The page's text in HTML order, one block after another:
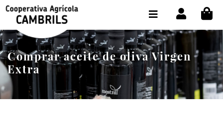
Comprar aceite de oliva Virgen
Extra
TIENDA COMPRA ONLINE
LA COOPERATIVA
OLEOTOUR
PRODUCTOS